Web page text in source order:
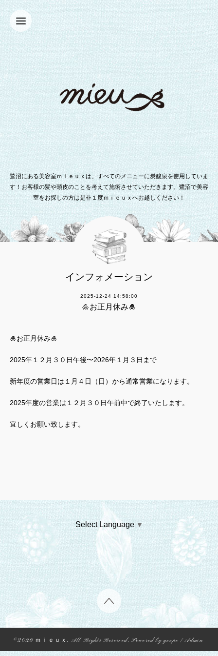
鷺沼にある美容室ｍｉｅｕｘは、すべてのメニューに炭酸泉を使用していま
す！お客様の髪や頭皮のことを考えて施術させていただきます。鷺沼で美容
室をお探しの方は是非１度ｍｉｅｕｘへお越しください！
インフォメーション
2025-12-24 14:58:00
🎍お正月休み🎍
🎍お正月休み🎍
2025年１２月３０日午後〜2026年１月３日まで
新年度の営業日は１月４日（日）から通常営業になります。
2025年度の営業は１２月３０日午前中で終了いたします。
宜しくお願い致します。
Select Language ▼
©2026 ｍｉｅｕｘ. All Rights Reserved. Powered bygoope /Admin